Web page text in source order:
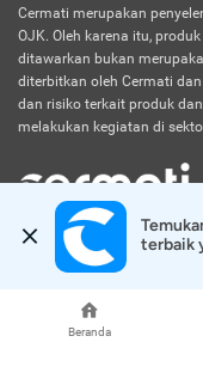
Beranda
Cermati merupakan
OJK. Oleh karena itu,
ditawarkan bukan
diterbitkan oleh Cermati
dan risiko terkait produk
melakukan kegiatan di
© 2026 Cermati. All Rights
terbaik